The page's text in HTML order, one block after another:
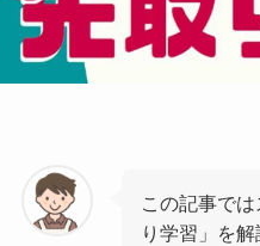
この記事で
り学習」を